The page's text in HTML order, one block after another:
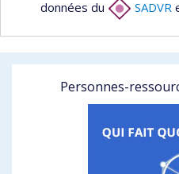
données du
SADVR
Personnes-